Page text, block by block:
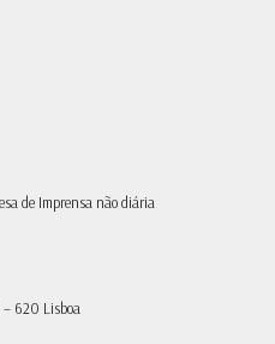
de Imprensa não diária
– 620 Lisboa